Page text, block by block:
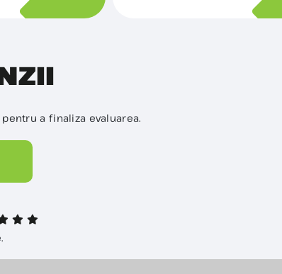
a finaliza evaluarea.